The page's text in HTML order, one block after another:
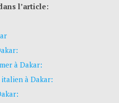
l’article:
à Dakar:
à Dakar: